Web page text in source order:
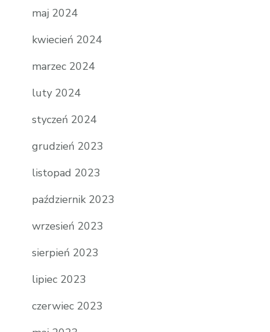
maj 2024
kwiecień 2024
marzec 2024
luty 2024
styczeń 2024
grudzień 2023
listopad 2023
październik 2023
wrzesień 2023
sierpień 2023
lipiec 2023
czerwiec 2023